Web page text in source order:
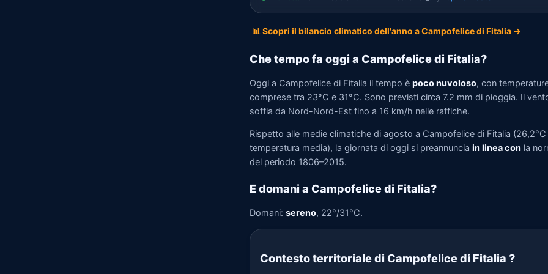
📊 Scopri il bilancio climatico dell'anno a Campofelice di Fitalia →
Che tempo fa oggi a Campofelice di Fitalia?
Oggi a Campofelice di Fitalia il tempo è poco nuvoloso, con
comprese tra 23°C e 31°C. Sono previsti circa 7.2 mm di pioggia. Il
soffia da Nord-Nord-Est fino a 16 km/h nelle raffiche.
Rispetto alle medie climatiche di agosto a Campofelice di Fitalia
temperatura media), la giornata di oggi si preannuncia in linea con la
del periodo 1806–2015.
E domani a Campofelice di Fitalia?
Domani: sereno, 22°/31°C.
Contesto territoriale di Campofelice di Fitalia ?